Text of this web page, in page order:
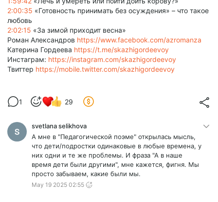
2:00:35 «Готовность принимать без осуждения» – что такое
любовь
2:02:15 «За зимой приходит весна»
Роман Александров https://www.facebook.com/azromanza
Катерина Гордеева https://t.me/skazhigordeevoy
Инстаграм: https://instagram.com/skazhigordeevoy
Твиттер https://mobile.twitter.com/skazhigordeevoy
1 29
svetlana selikhova
А мне в "Педагогической поэме" открылась мысль,
что дети/подростки одинаковые в любые времена, у
них одни и те же проблемы. И фраза "А в наше
время дети были другими", мне кажется, фигня. Мы
просто забываем, какие были мы.
May 19 2025 02:55